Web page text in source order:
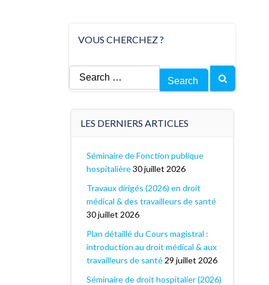
VOUS CHERCHEZ ?
Search
for:
LES DERNIERS ARTICLES
Séminaire de Fonction publique
hospitalière 30 juillet 2026
Travaux dirigés (2026) en droit
médical & des travailleurs de santé
30 juillet 2026
Plan détaillé du Cours magistral :
introduction au droit médical & aux
travailleurs de santé 29 juillet 2026
Séminaire de droit hospitalier (2026)